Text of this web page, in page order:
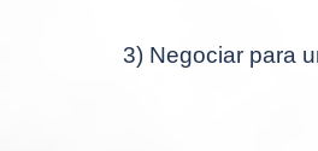
3) Negociar para